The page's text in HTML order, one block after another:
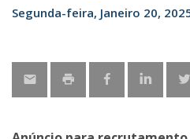
Segunda-feira, Janeiro 20,